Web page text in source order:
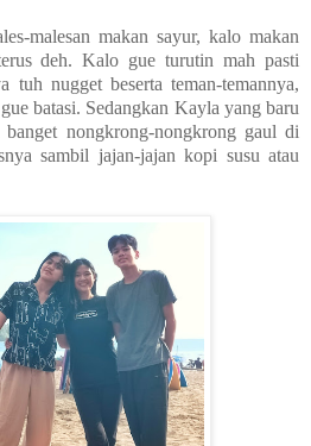
malesan makan sayur, kalo makan
deh. Kalo gue turutin mah pasti
tuh nugget beserta teman-temannya,
batasi. Sedangkan Kayla yang baru
nongkrong-nongkrong gaul di
sambil jajan-jajan kopi susu atau